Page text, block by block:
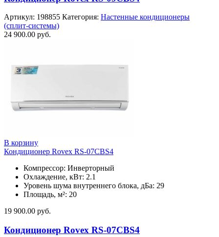
Артикул: 198855 Категория: Настенные кондиционеры
(сплит-системы)
24 900.00 руб.
В корзину
Кондиционер Rovex RS-07CBS4
Компрессор: Инверторный
Охлаждение, кВт: 2.1
Уровень шума внутреннего блока, дБа: 29
Площадь, м²: 20
19 900.00 руб.
Кондиционер Rovex RS-07CBS4